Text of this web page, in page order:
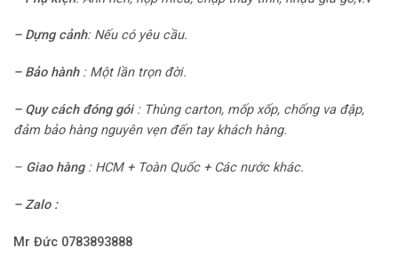
– Dựng cảnh:Nếu có yêu cầu.
– Bảo hành : Một lần trọn đời.
– Quy cách đóng gói : Thùng carton, mốp xốp, chống va đập,
đảm bảo hàng nguyên vẹn đến tay khách hàng.
– Giao hàng : HCM + Toàn Quốc + Các nước khác.
– Zalo :
Mr Đức 0783893888